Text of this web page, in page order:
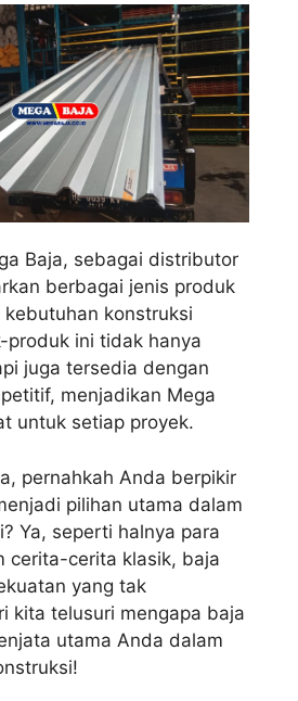
Baja, sebagai distributor
berbagai jenis produk
konstruksi
produk ini tidak hanya
juga tersedia dengan
menjadikan Mega
untuk setiap proyek.
pernahkah Anda berpikir
pilihan utama dalam
Ya, seperti halnya para
cerita-cerita klasik, baja
yang tak
kita telusuri mengapa baja
utama Anda dalam